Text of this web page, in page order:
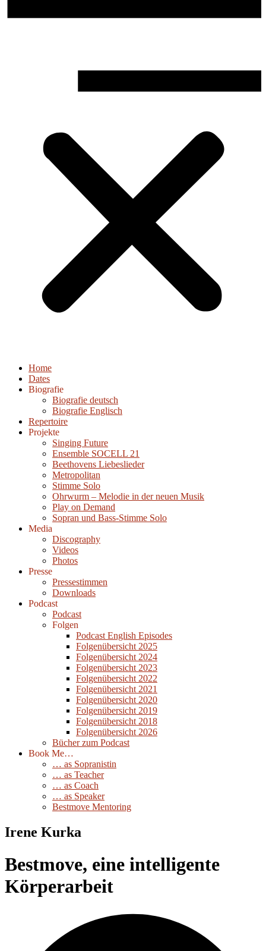
Home
Dates
Biografie
Biografie deutsch
Biografie Englisch
Repertoire
Projekte
Singing Future
Ensemble SOCELL 21
Beethovens Liebeslieder
Metropolitan
Stimme Solo
Ohrwurm – Melodie in der neuen Musik
Play on Demand
Sopran und Bass-Stimme Solo
Media
Discography
Videos
Photos
Presse
Pressestimmen
Downloads
Podcast
Podcast
Folgen
Podcast English Episodes
Folgenübersicht 2025
Folgenübersicht 2024
Folgenübersicht 2023
Folgenübersicht 2022
Folgenübersicht 2021
Folgenübersicht 2020
Folgenübersicht 2019
Folgenübersicht 2018
Folgenübersicht 2026
Bücher zum Podcast
Book Me…
… as Sopranistin
… as Teacher
… as Coach
… as Speaker
Bestmove Mentoring
Irene Kurka
Bestmove, eine intelligente
Körperarbeit